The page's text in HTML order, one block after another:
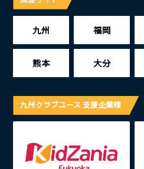
九州 福岡
熊本 大分
九州クラブユース 支援企業様